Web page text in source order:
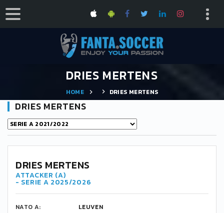
DRIES MERTENS
HOME DRIES MERTENS
DRIES MERTENS
DRIES MERTENS
ATTACKER (A)
- SERIE A 2025/2026
NATO A:
LEUVEN